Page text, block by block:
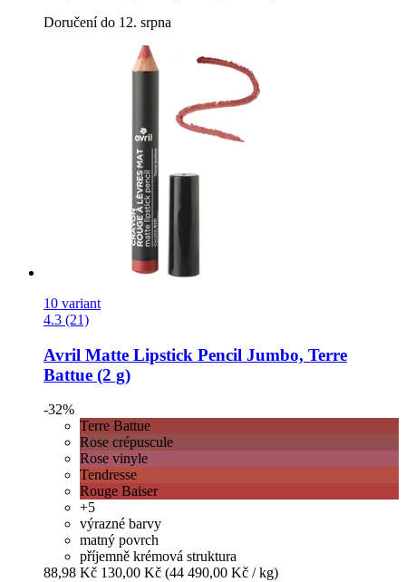
Doručení do 12. srpna
10 variant
4.3 (21)
Avril Matte Lipstick Pencil Jumbo, Terre
Battue (2 g)
-32%
Terre Battue
Rose crépuscule
Rose vinyle
Tendresse
Rouge Baiser
+5
výrazné barvy
matný povrch
příjemně krémová struktura
88,98 Kč 130,00 Kč (44 490,00 Kč / kg)